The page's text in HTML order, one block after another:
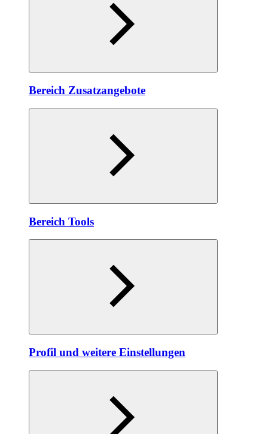
Bereich Zusatzangebote
Bereich Tools
Profil und weitere Einstellungen